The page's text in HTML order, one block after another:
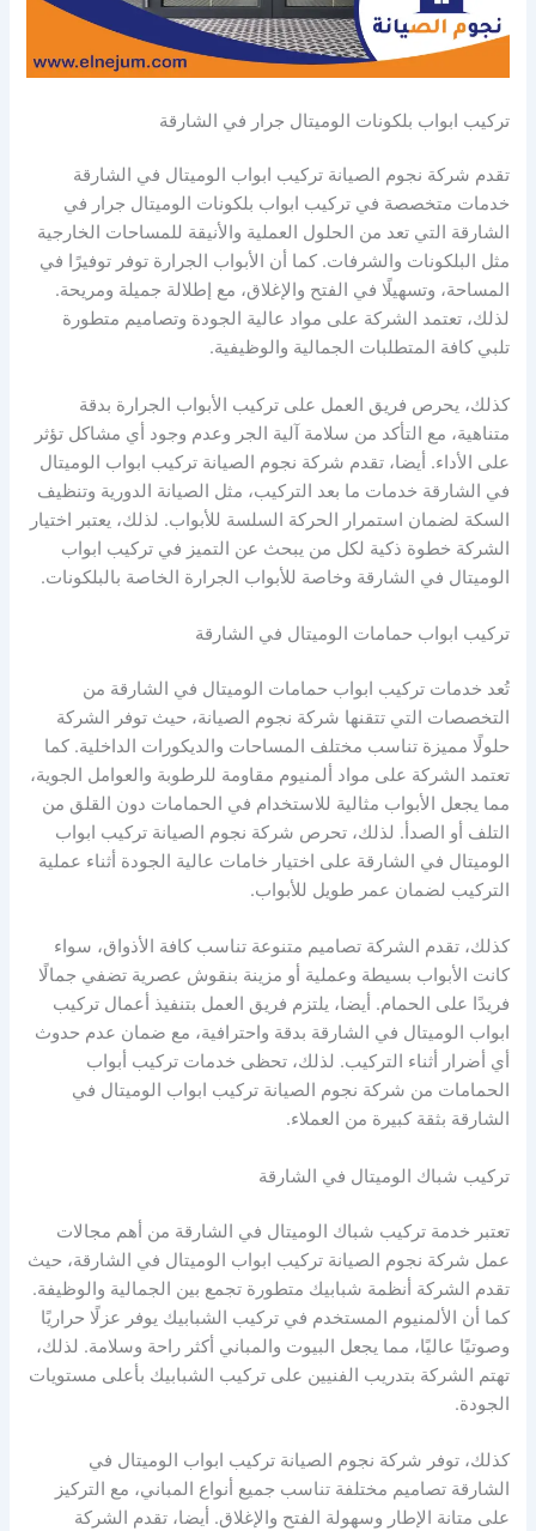
تركيب ابواب بلكونات الوميتال جرار في الشارقة
تقدم شركة نجوم الصيانة تركيب ابواب الوميتال في الشارقة
خدمات متخصصة في تركيب ابواب بلكونات الوميتال جرار في
الشارقة التي تعد من الحلول العملية والأنيقة للمساحات الخارجية
مثل البلكونات والشرفات. كما أن الأبواب الجرارة توفر توفيرًا في
المساحة، وتسهيلًا في الفتح والإغلاق، مع إطلالة جميلة ومريحة.
لذلك، تعتمد الشركة على مواد عالية الجودة وتصاميم متطورة
تلبي كافة المتطلبات الجمالية والوظيفية.
كذلك، يحرص فريق العمل على تركيب الأبواب الجرارة بدقة
متناهية، مع التأكد من سلامة آلية الجر وعدم وجود أي مشاكل تؤثر
على الأداء. أيضا، تقدم شركة نجوم الصيانة تركيب ابواب الوميتال
في الشارقة خدمات ما بعد التركيب، مثل الصيانة الدورية وتنظيف
السكة لضمان استمرار الحركة السلسة للأبواب. لذلك، يعتبر اختيار
الشركة خطوة ذكية لكل من يبحث عن التميز في تركيب ابواب
الوميتال في الشارقة وخاصة للأبواب الجرارة الخاصة بالبلكونات.
تركيب ابواب حمامات الوميتال في الشارقة
تُعد خدمات تركيب ابواب حمامات الوميتال في الشارقة من
التخصصات التي تتقنها شركة نجوم الصيانة، حيث توفر الشركة
حلولًا مميزة تناسب مختلف المساحات والديكورات الداخلية. كما
تعتمد الشركة على مواد ألمنيوم مقاومة للرطوبة والعوامل الجوية،
مما يجعل الأبواب مثالية للاستخدام في الحمامات دون القلق من
التلف أو الصدأ. لذلك، تحرص شركة نجوم الصيانة تركيب ابواب
الوميتال في الشارقة على اختيار خامات عالية الجودة أثناء عملية
التركيب لضمان عمر طويل للأبواب.
كذلك، تقدم الشركة تصاميم متنوعة تناسب كافة الأذواق، سواء
كانت الأبواب بسيطة وعملية أو مزينة بنقوش عصرية تضفي جمالًا
فريدًا على الحمام. أيضا، يلتزم فريق العمل بتنفيذ أعمال تركيب
ابواب الوميتال في الشارقة بدقة واحترافية، مع ضمان عدم حدوث
أي أضرار أثناء التركيب. لذلك، تحظى خدمات تركيب أبواب
الحمامات من شركة نجوم الصيانة تركيب ابواب الوميتال في
الشارقة بثقة كبيرة من العملاء.
تركيب شباك الوميتال في الشارقة
تعتبر خدمة تركيب شباك الوميتال في الشارقة من أهم مجالات
عمل شركة نجوم الصيانة تركيب ابواب الوميتال في الشارقة، حيث
تقدم الشركة أنظمة شبابيك متطورة تجمع بين الجمالية والوظيفة.
كما أن الألمنيوم المستخدم في تركيب الشبابيك يوفر عزلًا حراريًا
وصوتيًا عاليًا، مما يجعل البيوت والمباني أكثر راحة وسلامة. لذلك،
تهتم الشركة بتدريب الفنيين على تركيب الشبابيك بأعلى مستويات
الجودة.
كذلك، توفر شركة نجوم الصيانة تركيب ابواب الوميتال في
الشارقة تصاميم مختلفة تناسب جميع أنواع المباني، مع التركيز
على متانة الإطار وسهولة الفتح والإغلاق. أيضا، تقدم الشركة